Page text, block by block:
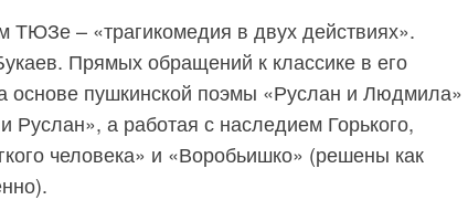
ТЮЗе – «трагикомедия в двух действиях».
Прямых обращений к классике в его
основе пушкинской поэмы «Руслан и Людмила»
Руслан», а работая с наследием Горького,
человека» и «Воробьишко» (решены как